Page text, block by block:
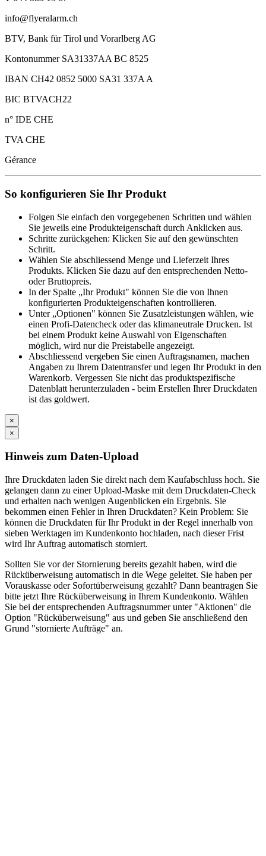
info@flyeralarm.ch
BTV, Bank für Tirol und Vorarlberg AG
Kontonummer SA31337AA BC 8525
IBAN CH42 0852 5000 SA31 337A A
BIC BTVACH22
n° IDE CHE
TVA CHE
Gérance
So konfigurieren Sie Ihr Produkt
Folgen Sie einfach den vorgegebenen Schritten und wählen
Sie jeweils eine Produkteigenschaft durch Anklicken aus.
Schritte zurückgehen: Klicken Sie auf den gewünschten
Schritt.
Wählen Sie abschliessend Menge und Lieferzeit Ihres
Produkts. Klicken Sie dazu auf den entsprechenden Netto-
oder Bruttopreis.
In der Spalte „Ihr Produkt" können Sie die von Ihnen
konfigurierten Produkteigenschaften kontrollieren.
Unter „Optionen" können Sie Zusatzleistungen wählen, wie
einen Profi-Datencheck oder das klimaneutrale Drucken. Ist
bei einem Produkt keine Auswahl von Eigenschaften
möglich, wird nur die Preistabelle angezeigt.
Abschliessend vergeben Sie einen Auftragsnamen, machen
Angaben zu Ihrem Datentransfer und legen Ihr Produkt in den
Warenkorb. Vergessen Sie nicht das produktspezifische
Datenblatt herunterzuladen - beim Erstellen Ihrer Druckdaten
ist das goldwert.
×
×
Hinweis zum Daten-Upload
Ihre Druckdaten laden Sie direkt nach dem Kaufabschluss hoch. Sie
gelangen dann zu einer Upload-Maske mit dem Druckdaten-Check
und erhalten nach wenigen Augenblicken ein Ergebnis. Sie
bekommen einen Fehler in Ihren Druckdaten? Kein Problem: Sie
können die Druckdaten für Ihr Produkt in der Regel innerhalb von
sieben Werktagen im Kundenkonto hochladen, nach dieser Frist
wird Ihr Auftrag automatisch storniert.
Sollten Sie vor der Stornierung bereits gezahlt haben, wird die
Rücküberweisung automatisch in die Wege geleitet. Sie haben per
Vorauskasse oder Sofortüberweisung gezahlt? Dann beantragen Sie
bitte jetzt Ihre Rücküberweisung in Ihrem Kundenkonto. Wählen
Sie bei der entsprechenden Auftragsnummer unter "Aktionen" die
Option "Rücküberweisung" aus und geben Sie anschließend den
Grund "stornierte Aufträge" an.